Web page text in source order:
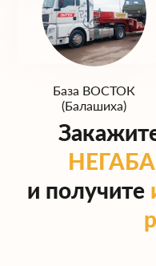
База ЮГ
(Домодедово)
База ВОСТОК
(Балашиха)
и получите